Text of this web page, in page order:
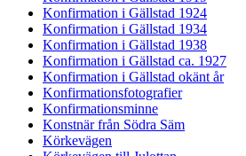
Konfirmation i Gällstad 1924
Konfirmation i Gällstad 1934
Konfirmation i Gällstad 1938
Konfirmation i Gällstad ca. 1927
Konfirmation i Gällstad okänt år
Konfirmationsfotografier
Konfirmationsminne
Konstnär från Södra Säm
Körkevägen